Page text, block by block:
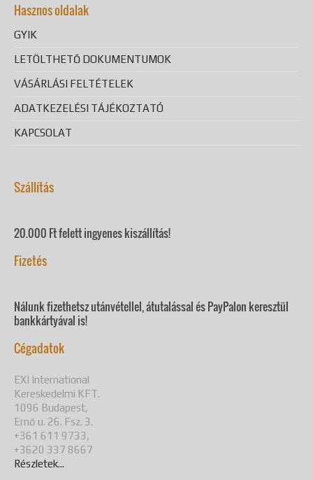
Hasznos oldalak
GYIK
LETÖLTHETŐ DOKUMENTUMOK
VÁSÁRLÁSI FELTÉTELEK
ADATKEZELÉSI TÁJÉKOZTATÓ
KAPCSOLAT
Szállítás
20.000 Ft felett ingyenes kiszállítás!
Fizetés
Nálunk fizethetsz utánvétellel, átutalással és PayPalon keresztül
bankkártyával is!
Cégadatok
EXI International
Kereskedelmi KFT.
1096 Budapest,
Ernő u. 26. Fsz. 3.
+361 611 9733,
+3620 337 8667
Részletek...